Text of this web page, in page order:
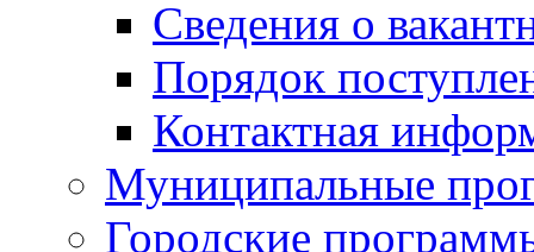
Сведения о
Порядок
Контактная
Муниципальные
Городские